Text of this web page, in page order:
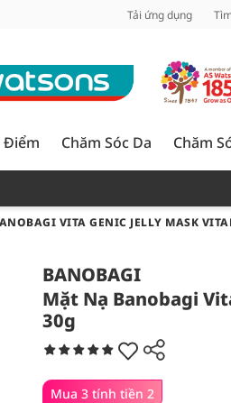
Tải ứng dụng
Điểm Chăm Sóc Da Chăm
VITA GENIC JELLY MASK
BANOBAGI
Mặt Nạ Banobagi
30g
Mua 3 tính tiền 2